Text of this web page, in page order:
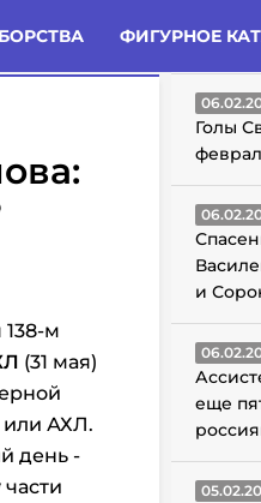
ФИГУРНОЕ
м
(31 мая)
или АХЛ.
день -
Голы
и
еще